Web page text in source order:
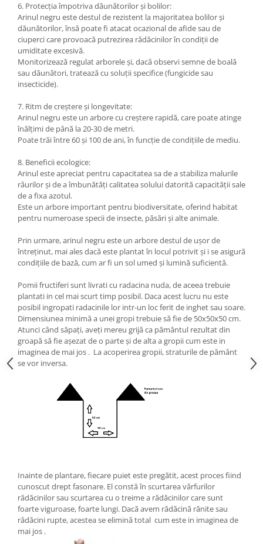
6. Protecția împotriva dăunătorilor și bolilor:
Arinul negru este destul de rezistent la majoritatea bolilor și
dăunătorilor, însă poate fi atacat ocazional de afide sau de
ciuperci care provoacă putrezirea rădăcinilor în condiții de
umiditate excesivă.
Monitorizează regulat arborele și, dacă observi semne de boală
sau dăunători, tratează cu soluții specifice (fungicide sau
insecticide).
7. Ritm de creștere și longevitate:
Arinul negru este un arbore cu creștere rapidă, care poate atinge
înălțimi de până la 20-30 de metri.
Poate trăi între 60 și 100 de ani, în funcție de condițiile de mediu.
8. Beneficii ecologice:
Arinul este apreciat pentru capacitatea sa de a stabiliza malurile
râurilor și de a îmbunătăți calitatea solului datorită capacității sale
de a fixa azotul.
Este un arbore important pentru biodiversitate, oferind habitat
pentru numeroase specii de insecte, păsări și alte animale.
Prin urmare, arinul negru este un arbore destul de ușor de
întreținut, mai ales dacă este plantat în locul potrivit și i se asigură
condițiile de bază, cum ar fi un sol umed și lumină suficientă.
Pomii fructiferi sunt livrati cu radacina nuda, de aceea trebuie
plantati in cel mai scurt timp posibil. Daca acest lucru nu este
posibil ingropati radacinile lor intr-un loc ferit de inghet sau soare.
Dimensiunea minimă a unei gropi trebuie să fie de 50x50x50 cm.
Atunci când săpați, aveți mereu grijă ca pământul rezultat din
groapă să fie așezat de o parte și de alta a gropii cum este in
imaginea de mai jos . La acoperirea gropii, straturile de pământ
se vor inversa.
Inainte de plantare, fiecare puiet este pregătit, acest proces fiind
cunoscut drept fasonare. El constă în scurtarea vârfurilor
rădăcinilor sau scurtarea cu o treime a rădăcinilor care sunt
foarte viguroase, foarte lungi. Dacă avem rădăcină rănite sau
rădăcini rupte, acestea se elimină total cum este in imaginea de
mai jos .